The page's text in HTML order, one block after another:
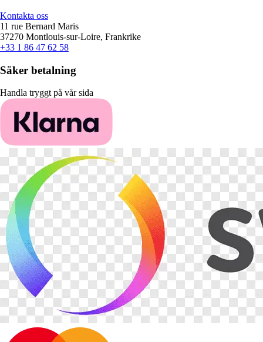
Kontakta oss
11 rue Bernard Maris
37270 Montlouis-sur-Loire, Frankrike
+33 1 86 47 62 58
Säker betalning
Handla tryggt på vår sida